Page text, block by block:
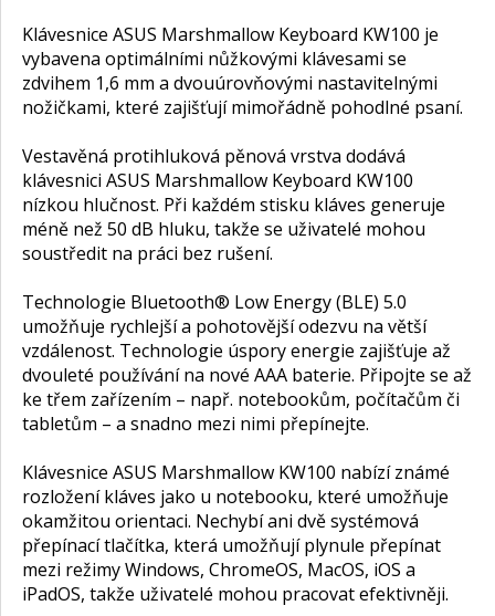
Klávesnice ASUS Marshmallow Keyboard KW100 je
vybavena optimálními nůžkovými klávesami se
zdvihem 1,6 mm a dvouúrovňovými nastavitelnými
nožičkami, které zajišťují mimořádně pohodlné psaní.
Vestavěná protihluková pěnová vrstva dodává
klávesnici ASUS Marshmallow Keyboard KW100
nízkou hlučnost. Při každém stisku kláves generuje
méně než 50 dB hluku, takže se uživatelé mohou
soustředit na práci bez rušení.
Technologie Bluetooth® Low Energy (BLE) 5.0
umožňuje rychlejší a pohotovější odezvu na větší
vzdálenost. Technologie úspory energie zajišťuje až
dvouleté používání na nové AAA baterie. Připojte se až
ke třem zařízením – např. notebookům, počítačům či
tabletům – a snadno mezi nimi přepínejte.
Klávesnice ASUS Marshmallow KW100 nabízí známé
rozložení kláves jako u notebooku, které umožňuje
okamžitou orientaci. Nechybí ani dvě systémová
přepínací tlačítka, která umožňují plynule přepínat
mezi režimy Windows, ChromeOS, MacOS, iOS a
iPadOS, takže uživatelé mohou pracovat efektivněji.